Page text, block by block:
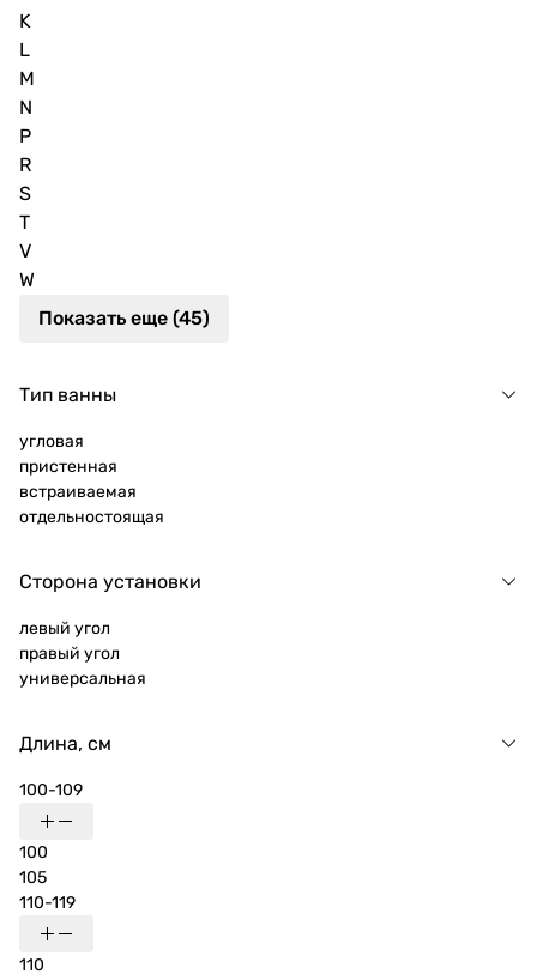
K
L
M
N
P
R
S
T
V
W
Показать еще (45)
Тип ванны
угловая
пристенная
встраиваемая
отдельностоящая
Сторона установки
левый угол
правый угол
универсальная
Длина, см
100-109
100
105
110-119
110